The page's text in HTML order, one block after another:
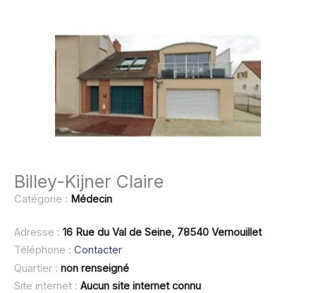
Billey-Kijner Claire
Catégorie : Médecin
Adresse : 16 Rue du Val de Seine, 78540 Vernouillet
Téléphone : Contacter
Quartier : non renseigné
Site internet : Aucun site internet connu